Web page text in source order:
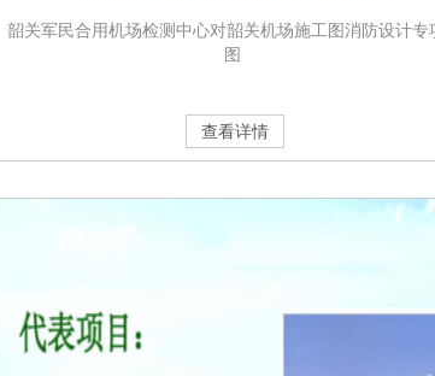
韶关军民合用机场检测中心对韶关机场施工图消防设计专
图
查看详情